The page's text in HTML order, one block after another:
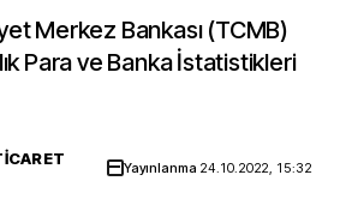
Merkez Bankası (TCMB)
Para ve Banka İstatistikleri
Yayınlanma 24.10.2022, 15:32